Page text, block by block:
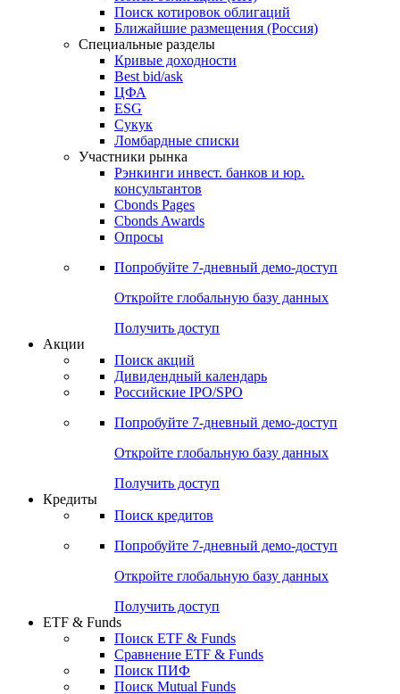
Облигации
Поиски
Поиск облигаций & Карты рынка
Поиск облигаций (ИИ)
Поиск котировок облигаций
Ближайшие размещения (Россия)
Специальные разделы
Кривые доходности
Best bid/ask
ЦФА
ESG
Сукук
Ломбардные списки
Участники рынка
Рэнкинги инвест. банков и юр.
Cbonds Pages
Опросы
Попробуйте7-дневный
Откройте глобальную базу данных
Получить доступ
Поиск акций
Российские IPO/SPO
Попробуйте7-дневный
Откройте глобальную базу данных
Получить доступ
Поиск кредитов
Попробуйте7-дневный
Откройте глобальную базу данных
Получить доступ
ETF & Funds